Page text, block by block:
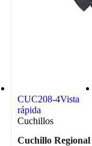
CUC208-4Vista
rápida
Cuchillos
Cuchillo Regional